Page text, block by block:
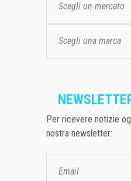
Scegli un mercato
Scegli una marca
Per ricevere notizie
nostra newsletter: